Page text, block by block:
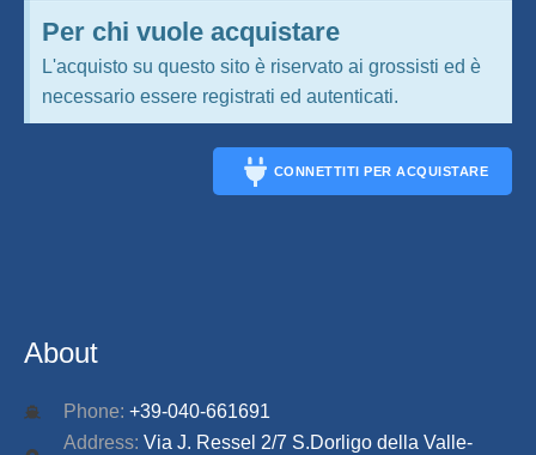
Per chi vuole acquistare
L'acquisto su questo sito è riservato ai grossisti ed è
necessario essere registrati ed autenticati.
CONNETTITI PER ACQUISTARE
About
Phone: +39-040-661691
Address: Via J. Ressel 2/7 S.Dorligo della Valle-